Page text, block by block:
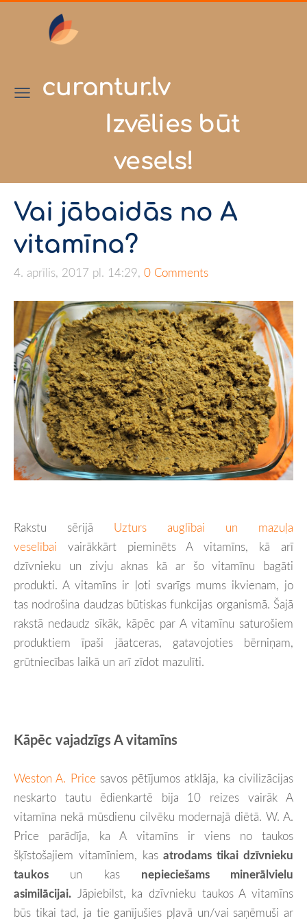
curantur.lv
Izvēlies būt
vesels!
Vai jābaidās no A
vitamīna?
4. aprīlis, 2017 pl. 14:29, 0 Comments
Rakstu sērijā Uzturs auglībai un mazuļa
veselībai vairākkārt pieminēts A vitamīns, kā arī
dzīvnieku un zivju aknas kā ar šo vitamīnu bagāti
produkti. A vitamīns ir ļoti svarīgs mums ikvienam, jo
tas nodrošina daudzas būtiskas funkcijas organismā. Šajā
rakstā nedaudz sīkāk, kāpēc par A vitamīnu saturošiem
produktiem īpaši jāatceras, gatavojoties bērniņam,
grūtniecības laikā un arī zīdot mazulīti.
Kāpēc vajadzīgs A vitamīns
Weston A. Price savos pētījumos atklāja, ka civilizācijas
neskarto tautu ēdienkartē bija 10 reizes vairāk A
vitamīna nekā mūsdienu cilvēku modernajā diētā. W. A.
Price parādīja, ka A vitamīns ir viens no taukos
šķīstošajiem vitamīniem, kasatrodams tikai dzīvnieku
taukos un kas nepieciešams minerālvielu
asimilācijai. Jāpiebilst, ka dzīvnieku taukos A vitamīns
būs tikai tad, ja tie ganījušies pļavā un/vai saņēmuši ar